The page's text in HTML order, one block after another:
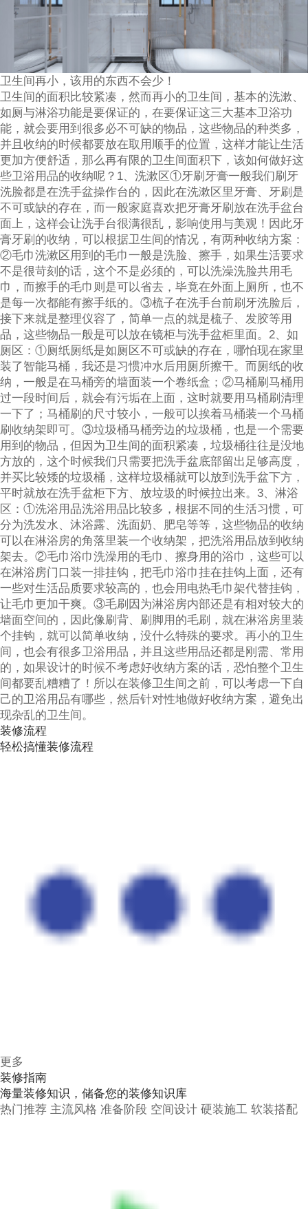
卫生间再小，该用的东西不会少！
卫生间的面积比较紧凑，然而再小的卫生间，基本的洗漱、
如厕与淋浴功能是要保证的，在要保证这三大基本卫浴功
能，就会要用到很多必不可缺的物品，这些物品的种类多，
并且收纳的时候都要放在取用顺手的位置，这样才能让生活
更加方便舒适，那么再有限的卫生间面积下，该如何做好这
些卫浴用品的收纳呢？1、洗漱区①牙刷牙膏一般我们刷牙
洗脸都是在洗手盆操作台的，因此在洗漱区里牙膏、牙刷是
不可或缺的存在，而一般家庭喜欢把牙膏牙刷放在洗手盆台
面上，这样会让洗手台很满很乱，影响使用与美观！因此牙
膏牙刷的收纳，可以根据卫生间的情况，有两种收纳方案：
②毛巾洗漱区用到的毛巾一般是洗脸、擦手，如果生活要求
不是很苛刻的话，这个不是必须的，可以洗澡洗脸共用毛
巾，而擦手的毛巾则是可以省去，毕竟在外面上厕所，也不
是每一次都能有擦手纸的。③梳子在洗手台前刷牙洗脸后，
接下来就是整理仪容了，简单一点的就是梳子、发胶等用
品，这些物品一般是可以放在镜柜与洗手盆柜里面。2、如
厕区：①厕纸厕纸是如厕区不可或缺的存在，哪怕现在家里
装了智能马桶，我还是习惯冲水后用厕所擦干。而厕纸的收
纳，一般是在马桶旁的墙面装一个卷纸盒；②马桶刷马桶用
过一段时间后，就会有污垢在上面，这时就要用马桶刷清理
一下了；马桶刷的尺寸较小，一般可以挨着马桶装一个马桶
刷收纳架即可。③垃圾桶马桶旁边的垃圾桶，也是一个需要
用到的物品，但因为卫生间的面积紧凑，垃圾桶往往是没地
方放的，这个时候我们只需要把洗手盆底部留出足够高度，
并买比较矮的垃圾桶，这样垃圾桶就可以放到洗手盆下方，
平时就放在洗手盆柜下方、放垃圾的时候拉出来。3、淋浴
区：①洗浴用品洗浴用品比较多，根据不同的生活习惯，可
分为洗发水、沐浴露、洗面奶、肥皂等等，这些物品的收纳
可以在淋浴房的角落里装一个收纳架，把洗浴用品放到收纳
架去。②毛巾浴巾洗澡用的毛巾、擦身用的浴巾，这些可以
在淋浴房门口装一排挂钩，把毛巾浴巾挂在挂钩上面，还有
一些对生活品质要求较高的，也会用电热毛巾架代替挂钩，
让毛巾更加干爽。③毛刷因为淋浴房内部还是有相对较大的
墙面空间的，因此像刷背、刷脚用的毛刷，就在淋浴房里装
个挂钩，就可以简单收纳，没什么特殊的要求。再小的卫生
间，也会有很多卫浴用品，并且这些用品还都是刚需、常用
的，如果设计的时候不考虑好收纳方案的话，恐怕整个卫生
间都要乱糟糟了！所以在装修卫生间之前，可以考虑一下自
己的卫浴用品有哪些，然后针对性地做好收纳方案，避免出
现杂乱的卫生间。
装修流程
轻松搞懂装修流程
更多
装修指南
海量装修知识，储备您的装修知识库
热门推荐 主流风格 准备阶段 空间设计 硬装施工 软装搭配